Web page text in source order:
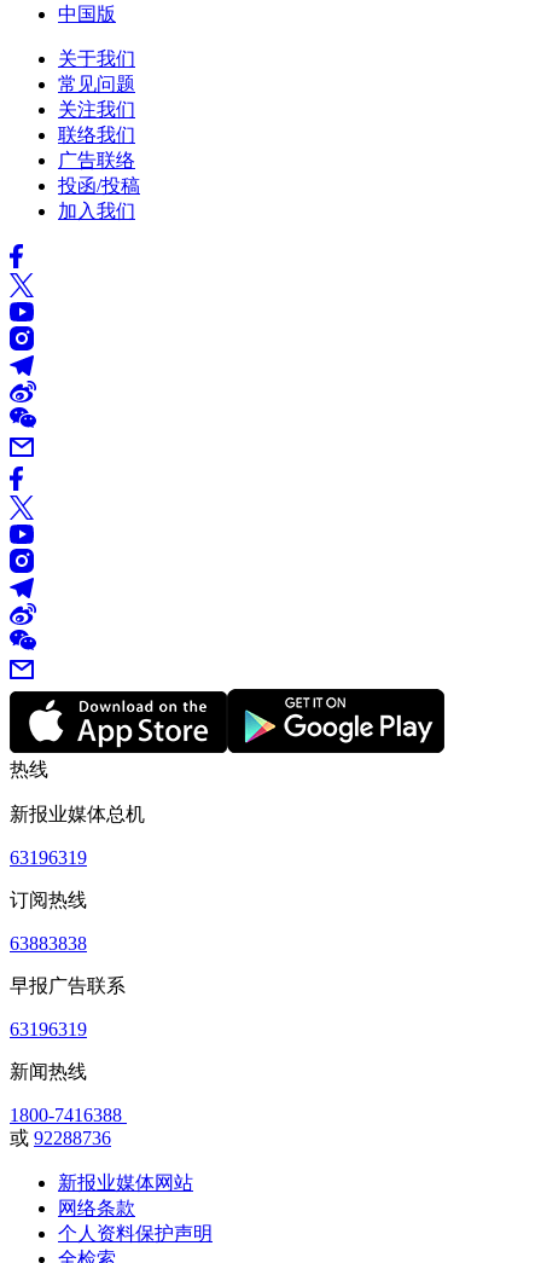
中国版
关于我们
常见问题
关注我们
联络我们
广告联络
投函/投稿
加入我们
热线
新报业媒体总机
63196319
订阅热线
63883838
早报广告联系
63196319
新闻热线
1800-7416388
或 92288736
新报业媒体网站
网络条款
个人资料保护声明